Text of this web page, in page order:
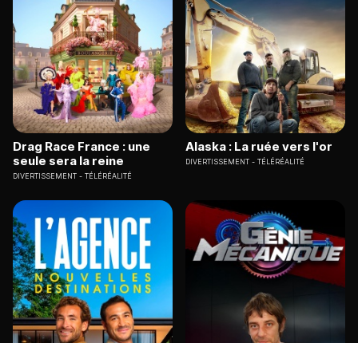
Drag Race France : une
seule sera la reine
DIVERTISSEMENT TÉLÉRÉALITÉ
Alaska : La ruée vers l'or
DIVERTISSEMENT TÉLÉRÉALITÉ